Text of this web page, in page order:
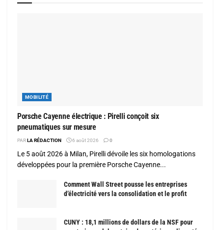
MOBILITÉ
Porsche Cayenne électrique : Pirelli conçoit six
pneumatiques sur mesure
PARLA RÉDACTION 6 août 2026 0
Le 5 août 2026 à Milan, Pirelli dévoile les six homologations
développées pour la première Porsche Cayenne...
Comment Wall Street pousse les entreprises
d’électricité vers la consolidation et le profit
CUNY : 18,1 millions de dollars de la NSF pour